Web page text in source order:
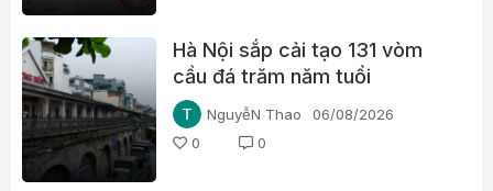
Hà Nội sắp cải tạo 131 vòm
cầu đá trăm năm tuổi
NguyễN Thao
06/08/2026
0
0